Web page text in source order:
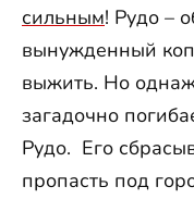
сильным! Рудо –
вынужденный
выжить. Но
загадочно
Рудо. Его
пропасть под